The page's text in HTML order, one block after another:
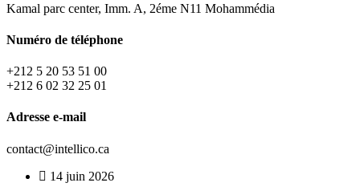
Kamal parc center, Imm. A, 2éme N11 Mohammédia
Numéro de téléphone
+212 5 20 53 51 00
+212 6 02 32 25 01
Adresse e-mail
contact@intellico.ca
14 juin 2026